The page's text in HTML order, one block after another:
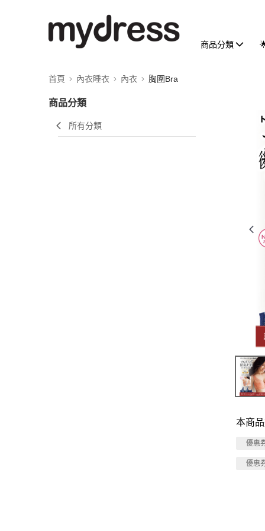
商品分類
首頁 內衣睡衣 內衣 胸圍Bra
商品分類
所有分類
本商
優惠
優惠